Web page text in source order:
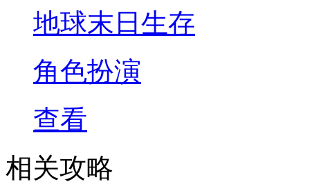
地球末日生存
角色扮演
查看
相关攻略